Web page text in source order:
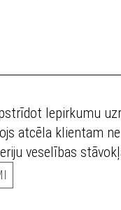
Iepirkumu
atcēla klientam
veselības